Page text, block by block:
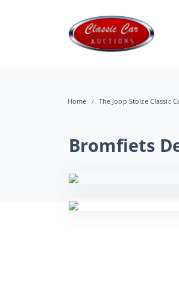
Home The Joop Stolze Classic
Bromfiets